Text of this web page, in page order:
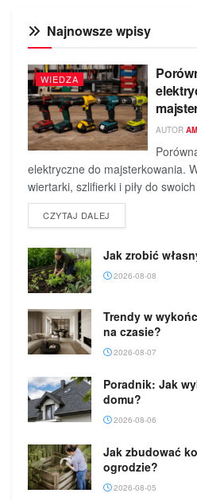
Najnowsze wpisy
WIEDZA
AUTOR AM
elektryczne do majsterkowania.
wiertarki, szlifierki i piły do
CZYTAJ DALEJ
Jak zrobić
2026-08-08
Trendy w
na czasie?
2026-08-07
Poradnik: Jak
domu?
2026-08-06
Jak zbudować
ogrodzie?
2026-08-05